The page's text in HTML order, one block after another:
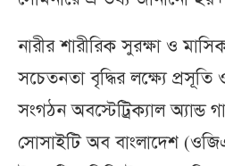
নারীর শারীরিক সুরক্ষা ও মাসিক
সচেতনতা বৃদ্ধির লক্ষ্যে প্রসূতি
সংগঠন অবস্টেট্রিক্যাল অ্যান্ড
সোসাইটি অব বাংলাদেশ